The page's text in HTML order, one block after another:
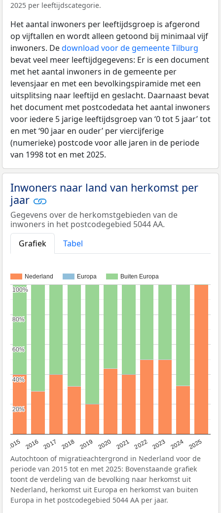
2025 per leeftijdscategorie.
Het aantal inwoners per leeftijdsgroep is afgerond
op vijftallen en wordt alleen getoond bij minimaal vijf
inwoners. Dedownload voor de gemeente Tilburg
bevat veel meer leeftijdgegevens: Er is een document
met het aantal inwoners in de gemeente per
levensjaar en met een bevolkingspiramide met een
uitsplitsing naar leeftijd en geslacht. Daarnaast bevat
het document met postcodedata het aantal inwoners
voor iedere 5 jarige leeftijdsgroep van ‘0 tot 5 jaar’ tot
en met ‘90 jaar en ouder’ per viercijferige
(numerieke) postcode voor alle jaren in de periode
van 1998 tot en met 2025.
Inwoners naar land van herkomst per
jaar
Gegevens over de herkomstgebieden van de
inwoners in het postcodegebied 5044 AA.
Grafiek
Tabel
Nederland Europa Buiten Europa
2015 2016 2017 2018 2019 2020 2021 2022 2023 2024 2025
20%
20%
40%
40%
60%
60%
80%
80%
100%
100%
Autochtoon of migratieachtergrond in Nederland voor de
periode van 2015 tot en met 2025: Bovenstaande grafiek
toont de verdeling van de bevolking naar herkomst uit
Nederland, herkomst uit Europa en herkomst van buiten
Europa in het postcodegebied 5044 AA per jaar.